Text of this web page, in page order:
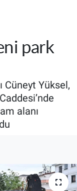
park
Cüneyt Yüksel,
alanı